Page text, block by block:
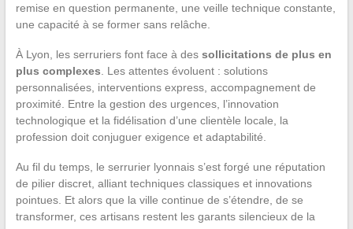
remise en question permanente, une veille technique constante,
une capacité à se former sans relâche.
À Lyon, les serruriers font face à des sollicitations de plus en
plus complexes . Les attentes évoluent : solutions
personnalisées, interventions express, accompagnement de
proximité. Entre la gestion des urgences, l’innovation
technologique et la fidélisation d’une clientèle locale, la
profession doit conjuguer exigence et adaptabilité.
Au fil du temps, le serrurier lyonnais s’est forgé une réputation
de pilier discret, alliant techniques classiques et innovations
pointues. Et alors que la ville continue de s’étendre, de se
transformer, ces artisans restent les garants silencieux de la